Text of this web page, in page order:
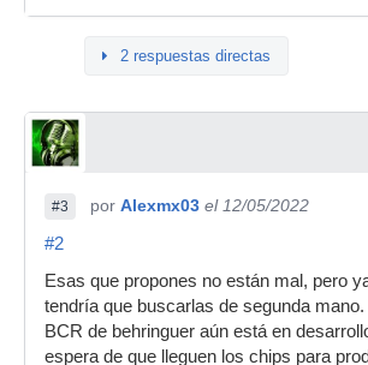
2 respuestas directas
#3 por Alexmx03 el 12/05/2022
#2
Esas que propones no están mal, pero
tendría que buscarlas de segunda
BCR de behringuer aún está en
espera de que lleguen los chips para